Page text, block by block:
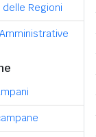
Regioni